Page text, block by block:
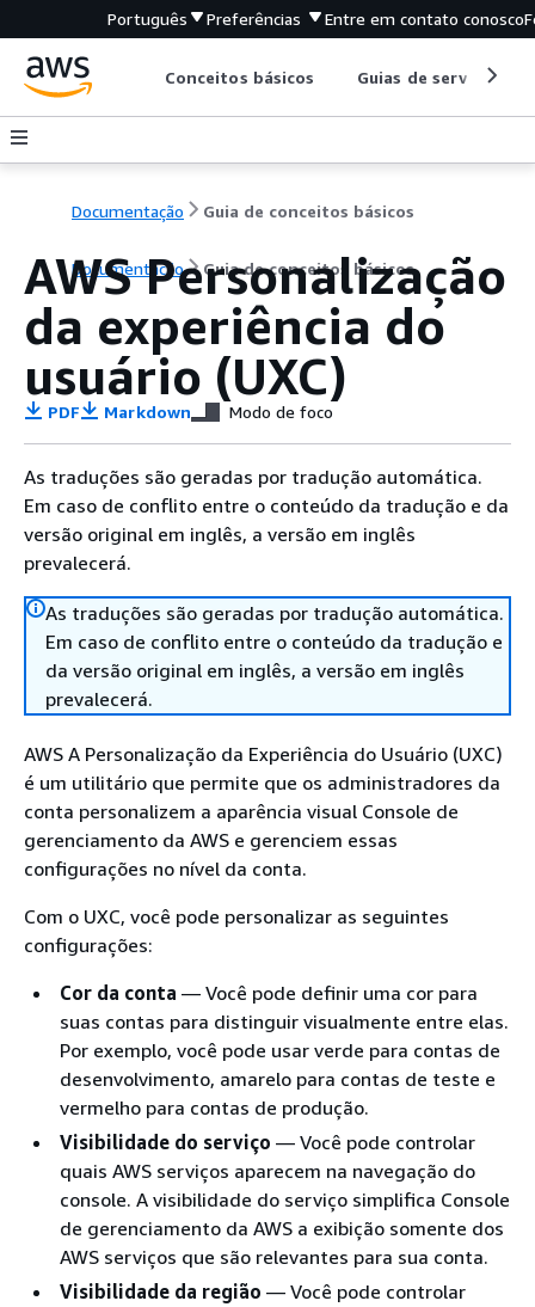
Português Preferências Entre em contato conosco
Conceitos básicos Guias de serviço
Documentação Guia de conceitos básicos
Documentação Guia de conceitos básicos
AWS Personalização
da experiência do
usuário (UXC)
PDF Markdown Modo de foco
As traduções são geradas por tradução automática.
Em caso de conflito entre o conteúdo da tradução e da
versão original em inglês, a versão em inglês
prevalecerá.
As traduções são geradas por tradução automática.
Em caso de conflito entre o conteúdo da tradução e
da versão original em inglês, a versão em inglês
prevalecerá.
AWS A Personalização da Experiência do Usuário (UXC)
é um utilitário que permite que os administradores da
conta personalizem a aparência visual Console de
gerenciamento da AWS e gerenciem essas
configurações no nível da conta.
Com o UXC, você pode personalizar as seguintes
configurações:
Cor da conta — Você pode definir uma cor para
suas contas para distinguir visualmente entre elas.
Por exemplo, você pode usar verde para contas de
desenvolvimento, amarelo para contas de teste e
vermelho para contas de produção.
Visibilidade do serviço — Você pode controlar
quais AWS serviços aparecem na navegação do
console. A visibilidade do serviço simplifica Console
de gerenciamento da AWS a exibição somente dos
AWS serviços que são relevantes para sua conta.
Visibilidade da região — Você pode controlar